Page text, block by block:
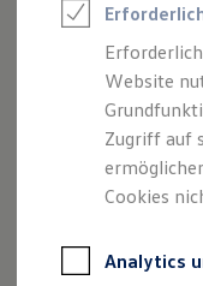
Finanzierung
Kfz-
Der Polo
Kompakt,
Entdecken Sie
Website
Zugriff auf
Cookies
Analytics